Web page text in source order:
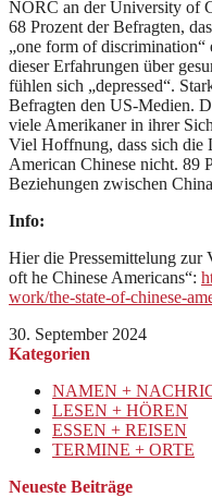
NORC an der University of
68 Prozent der Befragten,
„one form of discrimination“
dieser Erfahrungen über
fühlen sich „depressed“.
Befragten den US-Medien.
viele Amerikaner in ihrer
Viel Hoffnung, dass sich die
American Chinese nicht. 89
Beziehungen zwischen
Info:
Hier die Pressemittelung zur
oft he Chinese Americans“:
work/the-state-of-chinese-
30. September 2024
Kategorien
NAMEN +
LESEN + HÖREN
ESSEN + REISEN
TERMINE + ORTE
Neueste Beiträge